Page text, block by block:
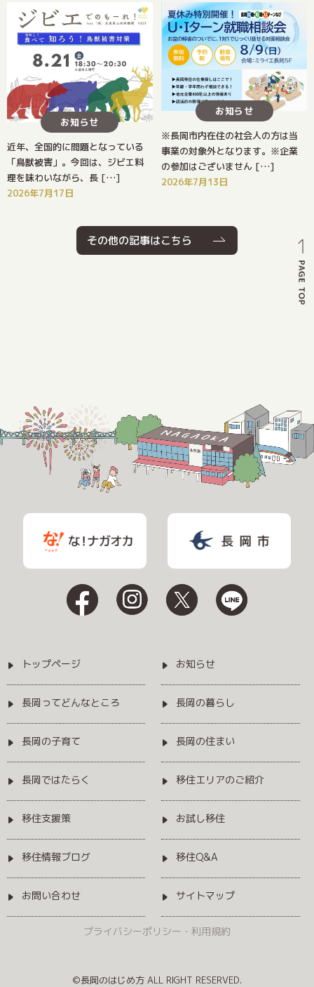
お知らせ
近年、全国的に問題となっている
「鳥獣被害」。今回は、ジビエ料
理を味わいながら、長 […]
2026年7月17日
お知らせ
※長岡市内在住の社会人の方は当
事業の対象外となります。※企業
の参加はございません […]
2026年7月13日
その他の記事はこちら
トップページ
長岡ってどんなところ
長岡の子育て
長岡ではたらく
移住支援策
移住情報ブログ
お問い合わせ
お知らせ
長岡の暮らし
長岡の住まい
移住エリアのご紹介
お試し移住
移住Q&A
サイトマップ
プライバシーポリシー・利用規約
©長岡のはじめ方 ALL RIGHT RESERVED.